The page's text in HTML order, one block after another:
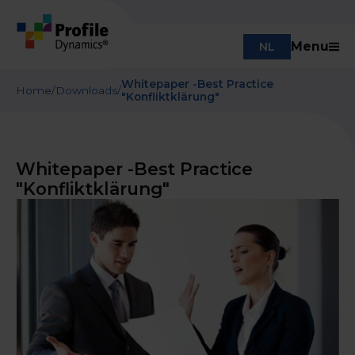
NL Menu
Home/Downloads/Whitepaper -Best Practice
"Konfliktklärung"
Whitepaper -Best Practice
"Konfliktklärung"